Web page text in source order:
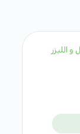
الليزر